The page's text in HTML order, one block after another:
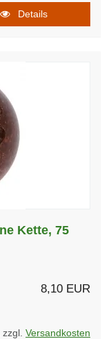
Details
Kette, 75
8,10 EUR
Versandkosten